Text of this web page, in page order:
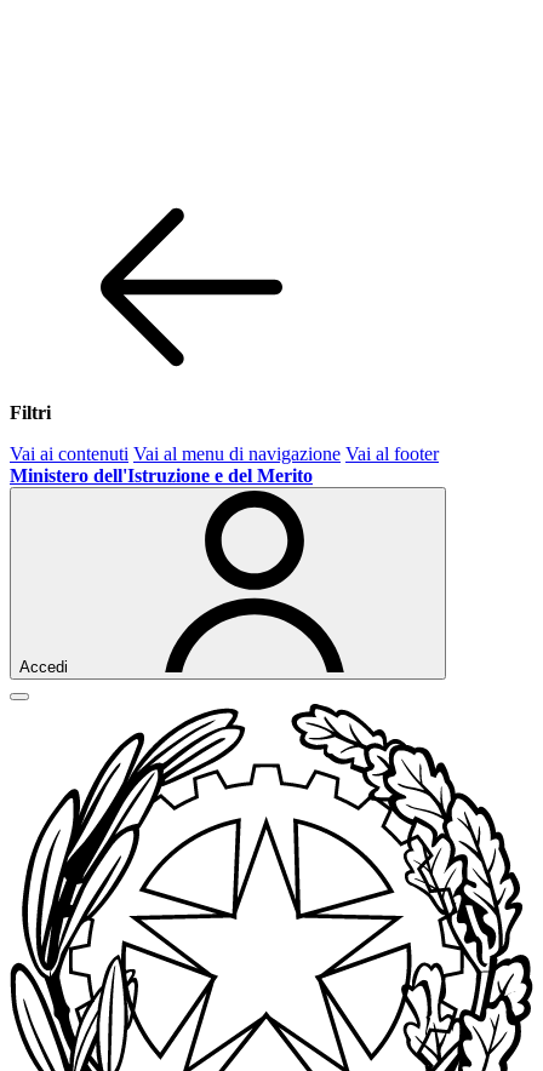
Filtri
Vai ai contenuti Vai al menu di navigazione Vai al footer
Ministero dell'Istruzione e del Merito
Accedi